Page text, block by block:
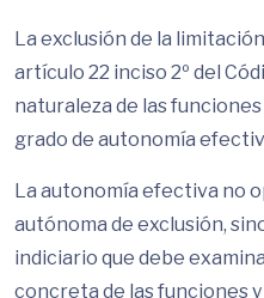
La exclusión de la
artículo 22 inciso 2º del
naturaleza de las
grado de autonomía
La autonomía efectiva no
autónoma de exclusión,
indiciario que debe
concreta de las funciones